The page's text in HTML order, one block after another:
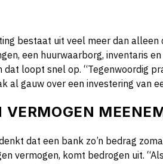
bestaat uit veel meer dan alleen
een huurwaarborg, inventaris
dat loopt snel op. “Tegenwoordig
al gauw over een investering van
VERMOGEN
dat een bank zo’n bedrag
vermogen, komt bedrogen uit.